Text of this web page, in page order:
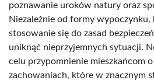
poznawanie uroków natury oraz
Niezależnie od formy wypoczynku,
stosowanie się do zasad
uniknąć nieprzyjemnych sytuacji.
celu przypomnienie mieszkańcom
zachowaniach, które w znacznym